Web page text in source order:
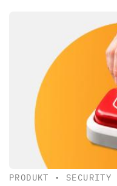
PRODUKT • SECURITY